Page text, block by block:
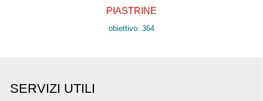
PIASTRINE
obiettivo: 364
SERVIZI UTILI